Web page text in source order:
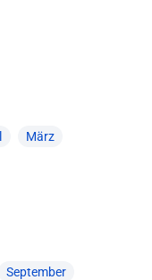
März
September